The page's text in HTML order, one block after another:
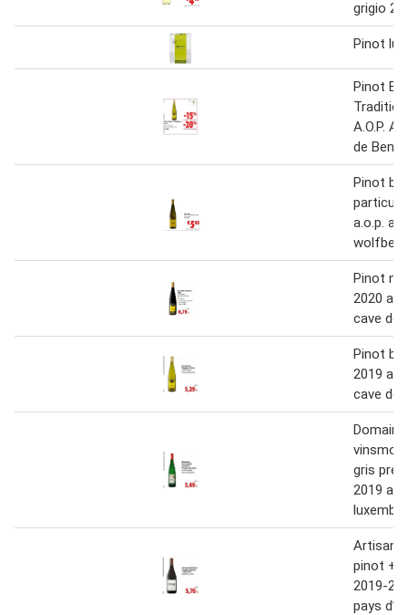
grigio
Pinot
Pinot
A.O.P.
de
Pinot
a.o.p.
Pinot
2020
cave de
Pinot
2019
cave de
gris
2019
Artisans
pinot +
2019-
pays